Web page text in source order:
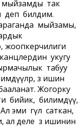
мыйзамды так
деп билдим.
мыйзамы,
жоопкерчилиги
укугу
табуу
өз ишин
Жогорку
бийик, билимдүү,
эми гүл саткан,
ал деле өз ишинин